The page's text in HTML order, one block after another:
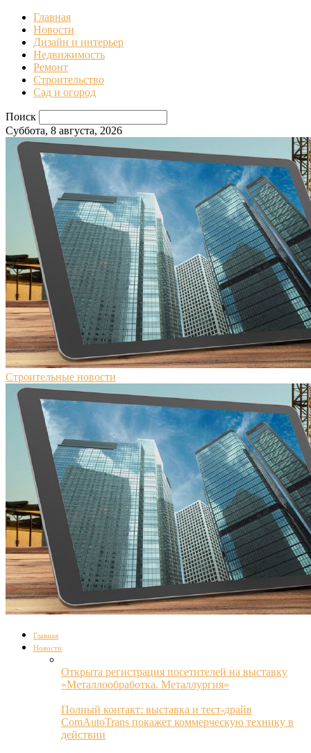
Главная
Новости
Дизайн и интерьер
Недвижимость
Ремонт
Строительство
Сад и огород
Поиск
Суббота, 8 августа, 2026
Строительные новости
Главная
Новости
Открыта регистрация посетителей на выставку
«Металлообработка. Металлургия»
Полный контакт: выставка и тест-драйв
ComAutoTrans покажет коммерческую технику в
действии